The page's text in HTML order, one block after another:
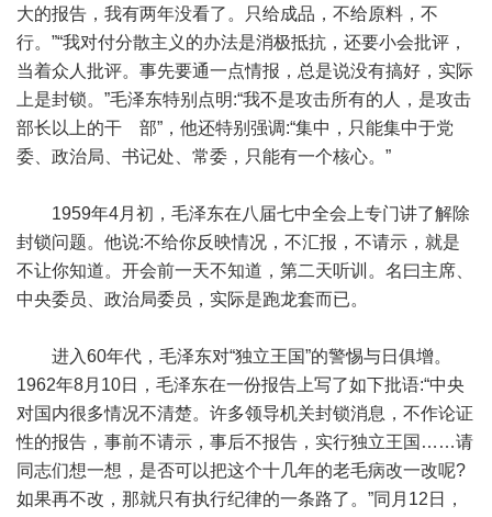
大的报告，我有两年没看了。只给成品，不给原料，不
行。”“我对付分散主义的办法是消极抵抗，还要小会批评，
当着众人批评。事先要通一点情报，总是说没有搞好，实际
上是封锁。”毛泽东特别点明:“我不是攻击所有的人，是攻击
部长以上的干 部”，他还特别强调:“集中，只能集中于党
委、政治局、书记处、常委，只能有一个核心。”
1959年4月初，毛泽东在八届七中全会上专门讲了解除
封锁问题。他说:不给你反映情况，不汇报，不请示，就是
不让你知道。开会前一天不知道，第二天听训。名曰主席、
中央委员、政治局委员，实际是跑龙套而已。
进入60年代，毛泽东对“独立王国”的警惕与日俱增。
1962年8月10日，毛泽东在一份报告上写了如下批语:“中央
对国内很多情况不清楚。许多领导机关封锁消息，不作论证
性的报告，事前不请示，事后不报告，实行独立王国……请
同志们想一想，是否可以把这个十几年的老毛病改一改呢?
如果再不改，那就只有执行纪律的一条路了。”同月12日，